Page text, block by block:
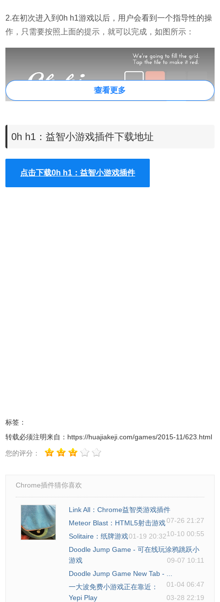
2.在初次进入到0h h1游戏以后，用户会看到一个指导性的操
作，只需要按照上面的提示，就可以完成，如图所示：
0h h1的注意事项
1.0h h1插件是完全免费的，并且不需要网络的支持。
查看更多
0h h1：益智小游戏插件下载地址
点击下载0h h1：益智小游戏插件
标签：
转载必须注明来自： https://huajiakeji.com/games/2015-11/623.html
您的评分：
Chrome插件猜你喜欢
Link All：Chrome益智类游戏插件
07-26 21:27
Meteor Blast：HTML5射击游戏
10-10 00:55
Solitaire：纸牌游戏01-19 20:32
Doodle Jump Game - 可在线玩涂鸦跳跃小
游戏
09-07 10:11
Doodle Jump Game New Tab - ...
01-04 06:47
一大波免费小游戏正在靠近：
Yepi Play
03-28 22:19